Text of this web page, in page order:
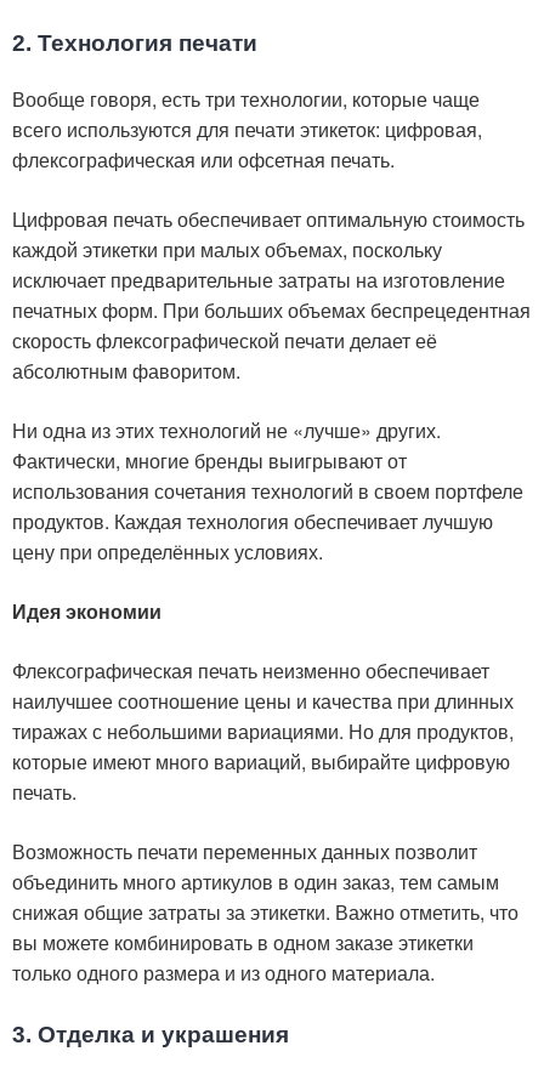
2. Технология печати
Вообще говоря, есть три технологии, которые чаще
всего используются для печати этикеток: цифровая,
флексографическая или офсетная печать.
Цифровая печать обеспечивает оптимальную стоимость
каждой этикетки при малых объемах, поскольку
исключает предварительные затраты на изготовление
печатных форм. При больших объемах беспрецедентная
скорость флексографической печати делает её
абсолютным фаворитом.
Ни одна из этих технологий не «лучше» других.
Фактически, многие бренды выигрывают от
использования сочетания технологий в своем портфеле
продуктов. Каждая технология обеспечивает лучшую
цену при определённых условиях.
Идея экономии
Флексографическая печать неизменно обеспечивает
наилучшее соотношение цены и качества при длинных
тиражах с небольшими вариациями. Но для продуктов,
которые имеют много вариаций, выбирайте цифровую
печать.
Возможность печати переменных данных позволит
объединить много артикулов в один заказ, тем самым
снижая общие затраты за этикетки. Важно отметить, что
вы можете комбинировать в одном заказе этикетки
только одного размера и из одного материала.
3. Отделка и украшения